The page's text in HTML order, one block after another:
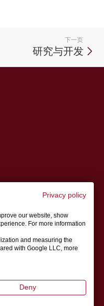
下一页
研究与开发
Privacy policy
our website, show
For more information
and measuring the
with Google LLC, more
Deny